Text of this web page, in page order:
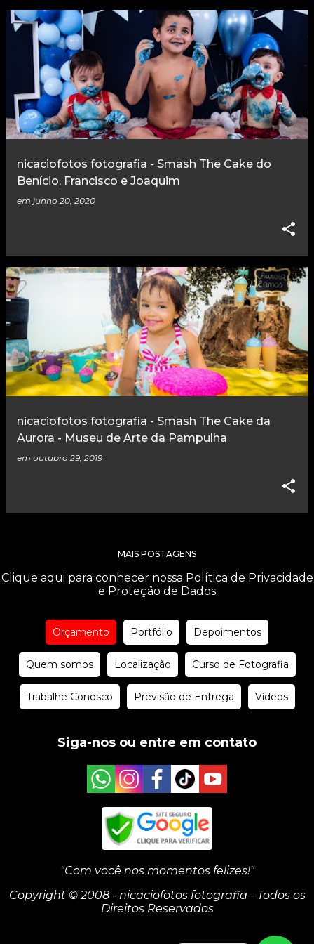
nicaciofotos fotografia - Smash The Cake do
Benício, Francisco e Joaquim
em junho 20, 2020
nicaciofotos fotografia - Smash The Cake da
Aurora - Museu de Arte da Pampulha
em outubro 29, 2019
MAIS POSTAGENS
Clique aqui para conhecer nossa Política de Privacidade
e Proteção de Dados
Orçamento Portfólio Depoimentos
Quem somos Localização Curso de Fotografia
Trabalhe Conosco Previsão de Entrega Vídeos
Siga-nos ou entre em contato
"Com você nos momentos felizes!"
Copyright © 2008 - nicaciofotos fotografia - Todos os
Direitos Reservados